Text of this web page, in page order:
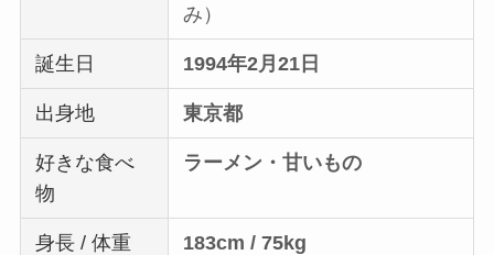
み）
誕生日 1994年2月21日
出身地 東京都
好きな食べ
物
ラーメン・甘いもの
身長 / 体重 183cm / 75kg